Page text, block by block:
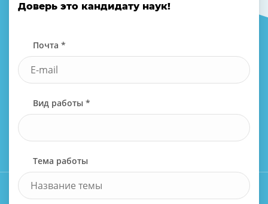
Доверь это кандидату наук!
Почта *
Вид работы *
Тема работы